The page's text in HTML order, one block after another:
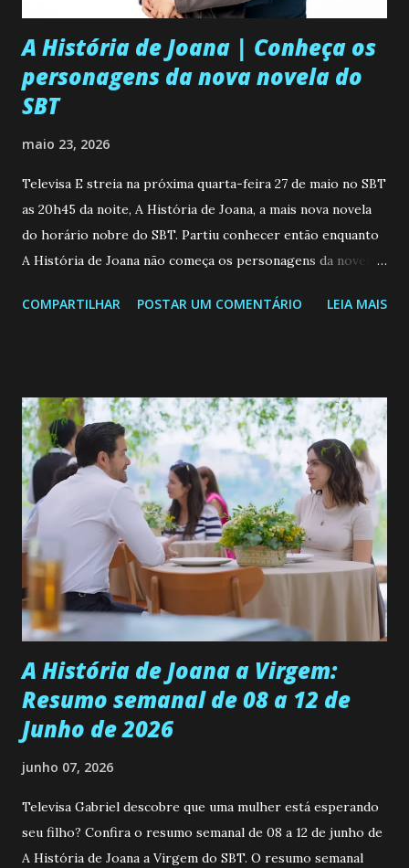
A História de Joana | Conheça os
personagens da nova novela do
SBT
maio 23, 2026
Televisa E streia na próxima quarta-feira 27 de maio no SBT
as 20h45 da noite, A História de Joana, a mais nova novela
do horário nobre do SBT. Partiu conhecer então enquanto
A História de Joana não começa os personagens da novela?
de 25/05/26 a 31/05/26 JOANA GUADALUPE (Camila
permanecer virgem até encontrar o homem que realmente
ama, o que não é fácil, já que dedica todas as suas energias a
se aprimorar, trabalhando, estudando e se orgulhando de
ser a primeira mulher da família a ingressar na
universidade. Ela tem uma personalidade muito alegre, é
muito madura para a idade, determinada, criativa e
empática. Detesta injustiças e é uma ótima amiga. Pode ser
teimosa e muito persistente quando decide fazer algo.
Durante um exame ginecológico, ela é inseminada por eng...
COMPARTILHAR POSTAR UM COMENTÁRIO LEIA MAIS
A História de Joana a Virgem:
Resumo semanal de 08 a 12 de
Junho de 2026
junho 07, 2026
Televisa Gabriel descobre que uma mulher está esperando
seu filho? Confira o resumo semanal de 08 a 12 de junho de
A História de Joana a Virgem do SBT. O resumo semanal